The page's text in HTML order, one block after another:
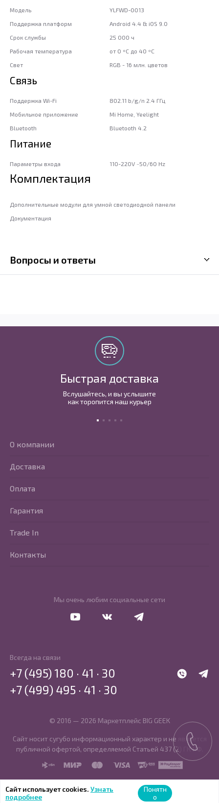
Модель
YLFWD-0013
Поддержка платформ
Android 4.4 & iOS 9.0
Срок службы
25 000 ч
Рабочая температура
от 0 ºС до 40 ºС
Свет
RGB - 16 млн. цветов
Связь
Поддержка Wi-Fi
802.11 b/g/n 2.4 ГГц
Мобильное приложение
Mi Home, Yeelight
Bluetooth
Bluetooth 4.2
Питание
Параметры входа 110-220V ~50/60 Hz
Комплектация
Дополнительные модули для умной светодиодной панели
Документация
Вопросы и ответы
Быстрая доставка
Вслушайтесь, и вы услышите
как торопится наш курьер
Мы очень любим социальные сети
О компании
Доставка
Оплата
Гарантия
Trade In
Контакты
Всегда на связи
WhatsApp
+7 (495) 180 · 41 · 30
+7 (499) 495 · 41 · 30
© 2016 — 2026 Маркетплейс BIG GEEK
Сайт носит сугубо информационный характер и не является
публичной офертой, определяемой Статьей 437 (2) ГК РФ.
SBP
MIR MasterCard
Visa PCI DSS PayKeeper
Сайт использует cookies. Узнать
подробнее
Понятн
о